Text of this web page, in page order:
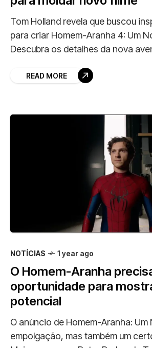
Tom Holland revela que buscou
para criar Homem-Aranha 4: Um
Descubra os detalhes da nova
READ MORE
NOTÍCIAS 1 year ago
O Homem-Aranha
oportunidade para
potencial
O anúncio de Homem-Aranha:
empolgação, mas também um